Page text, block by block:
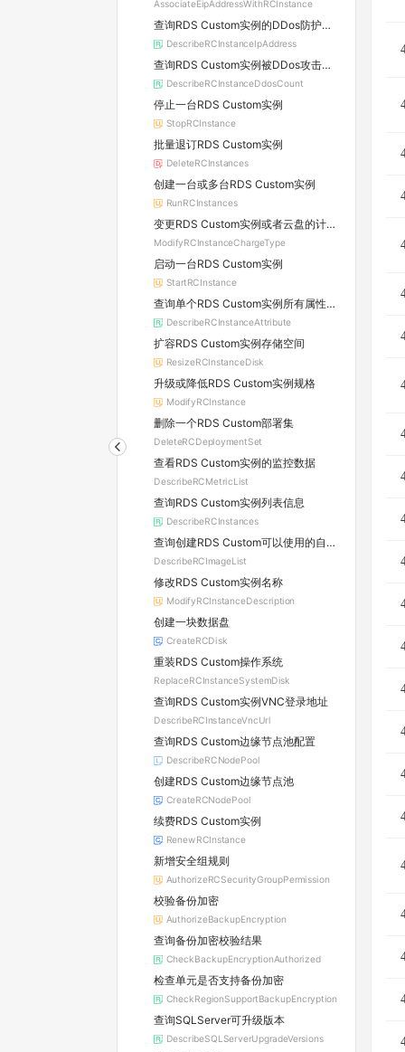
AssociateEipAddressWithRCInstance
查询RDS Custom实例的DDos防护信息及所属原生防护实例的详情
DescribeRCInstanceIpAddress
查询RDS Custom实例被DDos攻击的数量
DescribeRCInstanceDdosCount
停止一台RDS Custom实例
StopRCInstance
批量退订RDS Custom实例
DeleteRCInstances
创建一台或多台RDS Custom实例
RunRCInstances
变更RDS Custom实例或者云盘的计费方式
ModifyRCInstanceChargeType
启动一台RDS Custom实例
StartRCInstance
查询单个RDS Custom实例所有属性信息
DescribeRCInstanceAttribute
扩容RDS Custom实例存储空间
ResizeRCInstanceDisk
升级或降低RDS Custom实例规格
ModifyRCInstance
删除一个RDS Custom部署集
DeleteRCDeploymentSet
查看RDS Custom实例的监控数据
DescribeRCMetricList
查询RDS Custom实例列表信息
DescribeRCInstances
查询创建RDS Custom可以使用的自定义镜像列表
DescribeRCImageList
修改RDS Custom实例名称
ModifyRCInstanceDescription
创建一块数据盘
CreateRCDisk
重装RDS Custom操作系统
ReplaceRCInstanceSystemDisk
查询RDS Custom实例VNC登录地址
DescribeRCInstanceVncUrl
查询RDS Custom边缘节点池配置
DescribeRCNodePool
创建RDS Custom边缘节点池
CreateRCNodePool
续费RDS Custom实例
RenewRCInstance
新增安全组规则
AuthorizeRCSecurityGroupPermission
校验备份加密
AuthorizeBackupEncryption
查询备份加密校验结果
CheckBackupEncryptionAuthorized
检查单元是否支持备份加密
CheckRegionSupportBackupEncryption
查询SQLServer可升级版本
DescribeSQLServerUpgradeVersions